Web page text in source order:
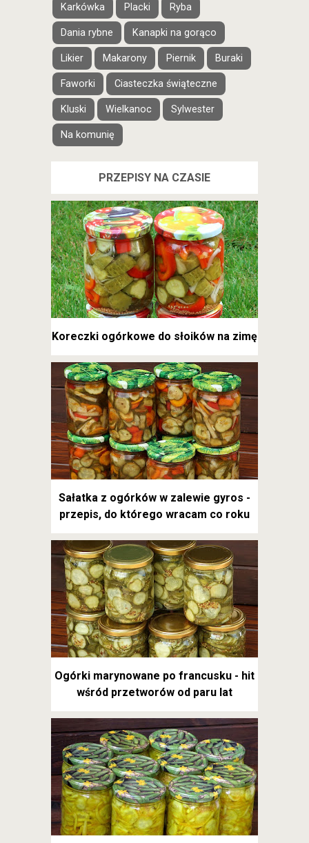
Karkówka Placki Ryba
Dania rybne Kanapki na gorąco
Likier Makarony Piernik Buraki
Faworki Ciasteczka świąteczne
Kluski Wielkanoc Sylwester
Na komunię
PRZEPISY NA CZASIE
Koreczki ogórkowe do słoików na zimę
Sałatka z ogórków w zalewie gyros -
przepis, do którego wracam co roku
Ogórki marynowane po francusku - hit
wśród przetworów od paru lat